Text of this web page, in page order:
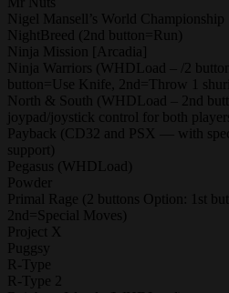
Nigel Mansell’s World Championship
NightBreed (2nd button=Run)
Ninja Mission [Arcadia]
Ninja Warriors (WHDLoad – /2
button=Use Knife, 2nd=Throw 1
North & South (WHDLoad – 2nd
joypad/joystick control for both
Payback (CD32 and PSX — with
support)
Pegasus (WHDLoad)
Powder
Primal Rage (2 buttons Option: 1st
2nd=Special Moves)
Project X
Puggsy
R-Type
R-Type 2